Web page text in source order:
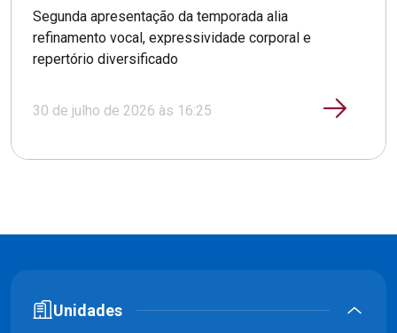
Segunda apresentação da temporada alia
refinamento vocal, expressividade corporal e
repertório diversificado
30 de julho de 2026 às 16:25
Unidades